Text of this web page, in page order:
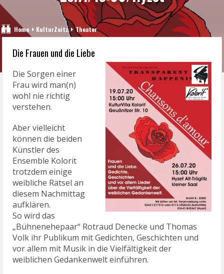
Home KulturZeitz Theater
Die Frauen und die Liebe
Die Sorgen einer
Frau wird man(n)
wohl nie richtig
verstehen.
Aber vielleicht
können die beiden
Künstler des
Ensemble Kolorit
trotzdem einige
weibliche Rätsel an
diesem Nachmittag
aufklären.
So wird das
„Bühnenehepaar“ Rotraud Denecke und Thomas
Volk ihr Publikum mit Gedichten, Geschichten und
vor allem mit Musik in die Vielfältigkeit der
weiblichen Gedankenwelt einführen.